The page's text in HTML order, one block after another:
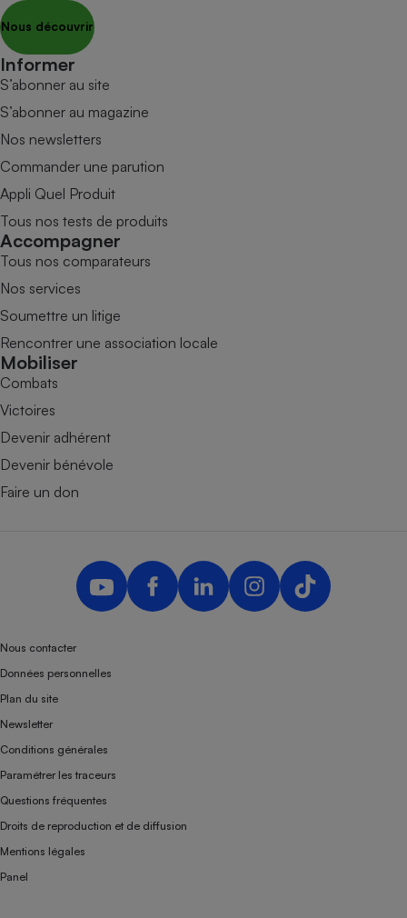
Nous découvrir
Informer
S’abonner au site
S’abonner au magazine
Nos newsletters
Commander une parution
Appli Quel Produit
Tous nos tests de produits
Accompagner
Tous nos comparateurs
Nos services
Soumettre un litige
Rencontrer une association locale
Mobiliser
Combats
Victoires
Devenir adhérent
Devenir bénévole
Faire un don
Nous contacter
Données personnelles
Plan du site
Newsletter
Conditions générales
Paramétrer les traceurs
Questions fréquentes
Droits de reproduction et de diffusion
Mentions légales
Panel